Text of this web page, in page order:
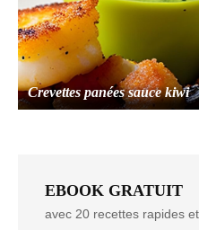
Crevettes panées sauce kiwi
EBOOK GRATUIT
avec 20 recettes rapides